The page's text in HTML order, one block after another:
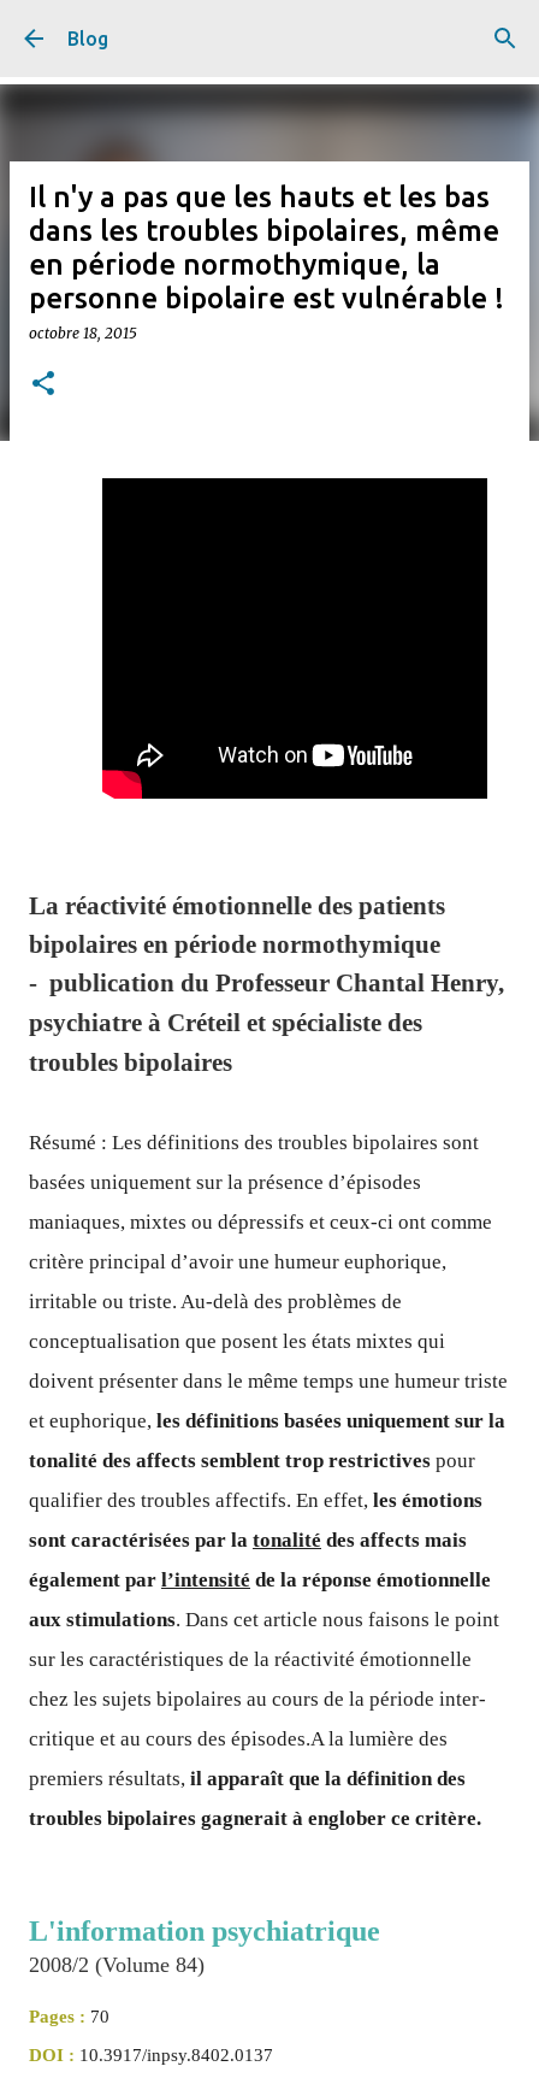
Blog
Il n'y a pas que les hauts et les bas
dans les troubles bipolaires, même
en période normothymique, la
personne bipolaire est vulnérable !
octobre 18, 2015
La réactivité émotionnelle des patients
bipolaires en période normothymique
- publication du Professeur Chantal Henry,
psychiatre à Créteil et spécialiste des
troubles bipolaires
Résumé : Les définitions des troubles bipolaires sont
basées uniquement sur la présence d’épisodes
maniaques, mixtes ou dépressifs et ceux-ci ont comme
critère principal d’avoir une humeur euphorique,
irritable ou triste. Au-delà des problèmes de
conceptualisation que posent les états mixtes qui
doivent présenter dans le même temps une humeur triste
et euphorique, les définitions basées uniquement sur la
tonalité des affects semblent trop restrictives pour
qualifier des troubles affectifs. En effet, les émotions
sont caractérisées par la tonalité des affects mais
également par l’intensité de la réponse émotionnelle
aux stimulations. Dans cet article nous faisons le point
sur les caractéristiques de la réactivité émotionnelle
chez les sujets bipolaires au cours de la période inter-
critique et au cours des épisodes.A la lumière des
premiers résultats, il apparaît que la définition des
troubles bipolaires gagnerait à englober ce critère.
L'information psychiatrique
2008/2 (Volume 84)
Pages : 70
DOI : 10.3917/inpsy.8402.0137